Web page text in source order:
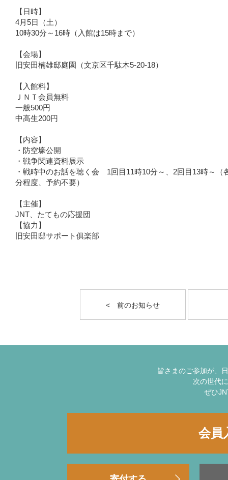
【日時】
4月5日（土）
10時30分～16時（入館は15時まで）
【会場】
旧安田楠雄邸庭園（文京区千駄木5-20-18）
【入館料】
ＪＮＴ会員無料
一般500円
中高生200円
【内容】
・防空壕公開
・戦争関連資料展示
・戦時中のお話を聴く会 1回目11時10分～、2回目13時～（
分程度、予約不要）
【主催】
JNT、たてもの応援団
【協力】
旧安田邸サポート俱楽部
< 前のお知らせ
皆さまのご参加が、
次の世代
ぜひ
会員